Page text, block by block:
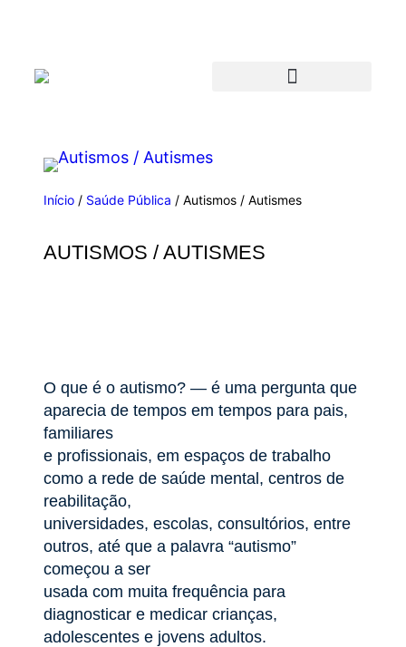
Início / Saúde Pública / Autismos / Autismes
AUTISMOS / AUTISMES
O que é o autismo? — é uma pergunta que
aparecia de tempos em tempos para pais,
familiares
e profissionais, em espaços de trabalho
como a rede de saúde mental, centros de
reabilitação,
universidades, escolas, consultórios, entre
outros, até que a palavra “autismo”
começou a ser
usada com muita frequência para
diagnosticar e medicar crianças,
adolescentes e jovens adultos.